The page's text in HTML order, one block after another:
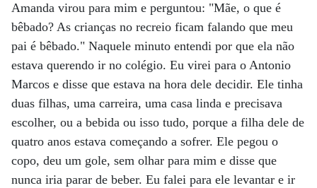
Amanda virou para mim e perguntou: "Mãe, o que é
bêbado? As crianças no recreio ficam falando que meu
pai é bêbado." Naquele minuto entendi por que ela não
estava querendo ir no colégio. Eu virei para o Antonio
Marcos e disse que estava na hora dele decidir. Ele tinha
duas filhas, uma carreira, uma casa linda e precisava
escolher, ou a bebida ou isso tudo, porque a filha dele de
quatro anos estava começando a sofrer. Ele pegou o
copo, deu um gole, sem olhar para mim e disse que
nunca iria parar de beber. Eu falei para ele levantar e ir